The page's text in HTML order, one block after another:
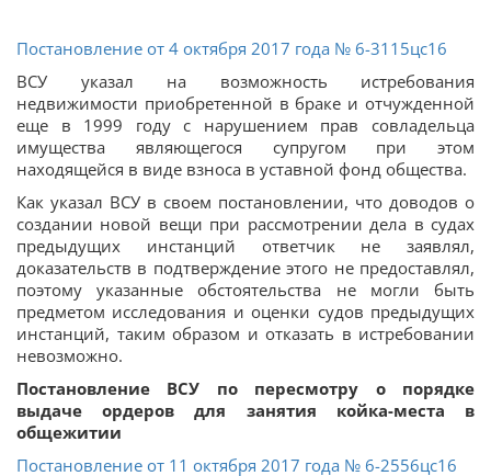
Постановление от 4 октября 2017 года № 6-3115цс16
ВСУ указал на возможность истребования
недвижимости приобретенной в браке и отчужденной
еще в 1999 году с нарушением прав совладельца
имущества являющегося супругом при этом
находящейся в виде взноса в уставной фонд общества.
Как указал ВСУ в своем постановлении, что доводов о
создании новой вещи при рассмотрении дела в судах
предыдущих инстанций ответчик не заявлял,
доказательств в подтверждение этого не предоставлял,
поэтому указанные обстоятельства не могли быть
предметом исследования и оценки судов предыдущих
инстанций, таким образом и отказать в истребовании
невозможно.
Постановление ВСУ по пересмотру о порядке
выдаче ордеров для занятия койка-места в
общежитии
Постановление от 11 октября 2017 года № 6-2556цс16